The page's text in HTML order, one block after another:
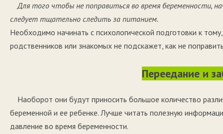
Для того чтобы не поправиться во время беременности,
следует тщательно следить за питанием.
Необходимо начинать с психологической подготовки к
родственников или знакомых не подскажет, как не
Переедание и
Наоборот они будут приносить большое количество
беременной и ее ребенке. Лучше читать полезную
давление во время беременности.